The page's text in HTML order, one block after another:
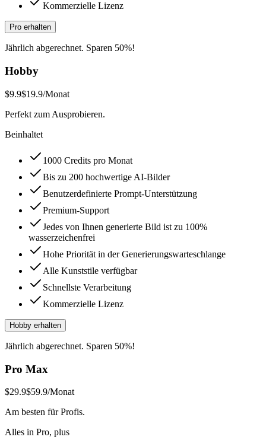
Kommerzielle Lizenz
Pro erhalten
Jährlich abgerechnet. Sparen 50%!
Hobby
$9.9$19.9/Monat
Perfekt zum Ausprobieren.
Beinhaltet
1000 Credits pro Monat
Bis zu 200 hochwertige AI-Bilder
Benutzerdefinierte Prompt-Unterstützung
Premium-Support
Jedes von Ihnen generierte Bild ist zu 100%
wasserzeichenfrei
Hohe Priorität in der Generierungswarteschlange
Alle Kunststile verfügbar
Schnellste Verarbeitung
Kommerzielle Lizenz
Hobby erhalten
Jährlich abgerechnet. Sparen 50%!
Pro Max
$29.9$59.9/Monat
Am besten für Profis.
Alles in Pro, plus